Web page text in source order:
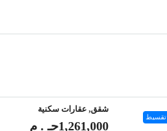
تقسيط
شقق, عقارات سكنية
1,261,000جـ . م